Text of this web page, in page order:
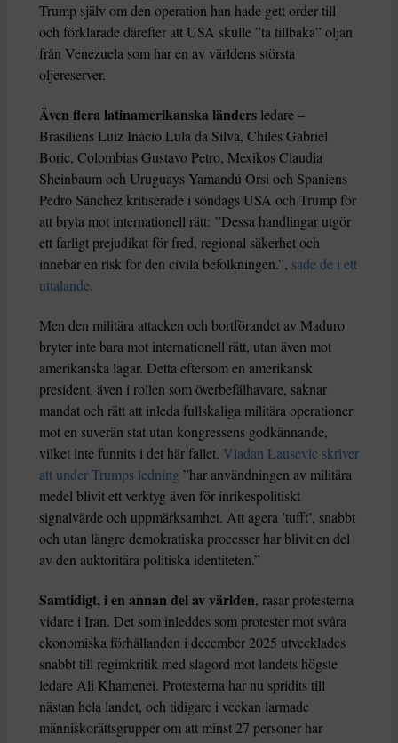
Trump själv om den operation han hade gett order till
och förklarade därefter att USA skulle ”ta tillbaka” oljan
från Venezuela som har en av världens största
oljereserver.
Även flera latinamerikanska länders ledare –
Brasiliens Luiz Inácio Lula da Silva, Chiles Gabriel
Boric, Colombias Gustavo Petro, Mexikos Claudia
Sheinbaum och Uruguays Yamandú Orsi och Spaniens
Pedro Sánchez kritiserade i söndags USA och Trump för
att bryta mot internationell rätt: ”Dessa handlingar utgör
ett farligt prejudikat för fred, regional säkerhet och
innebär en risk för den civila befolkningen.”, sade de i ett
uttalande.
Men den militära attacken och bortförandet av Maduro
bryter inte bara mot internationell rätt, utan även mot
amerikanska lagar. Detta eftersom en amerikansk
president, även i rollen som överbefälhavare, saknar
mandat och rätt att inleda fullskaliga militära operationer
mot en suverän stat utan kongressens godkännande,
vilket inte funnits i det här fallet. Vladan Lausevic skriver
att under Trumps ledning ”har användningen av militära
medel blivit ett verktyg även för inrikespolitiskt
signalvärde och uppmärksamhet. Att agera ’tufft’, snabbt
och utan längre demokratiska processer har blivit en del
av den auktoritära politiska identiteten.”
Samtidigt, i en annan del av världen, rasar protesterna
vidare i Iran. Det som inleddes som protester mot svåra
ekonomiska förhållanden i december 2025 utvecklades
snabbt till regimkritik med slagord mot landets högste
ledare Ali Khamenei. Protesterna har nu spridits till
nästan hela landet, och tidigare i veckan larmade
människorättsgrupper om att minst 27 personer har